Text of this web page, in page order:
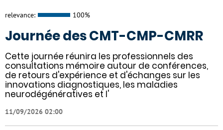
relevance: 100%
Journée des CMT-CMP-CMRR
Cette journée réunira les professionnels des
consultations mémoire autour de conférences,
de retours d'expérience et d'échanges sur les
innovations diagnostiques, les maladies
neurodégénératives et l'
11/09/2026 02:00